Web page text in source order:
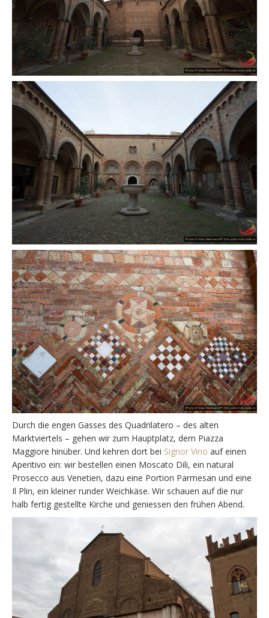
Durch die engen Gasses des Quadrilatero – des alten
Marktviertels – gehen wir zum Hauptplatz, dem Piazza
Maggiore hinüber. Und kehren dort bei Signor Vino auf einen
Aperitivo ein: wir bestellen einen Moscato Dili, ein natural
Prosecco aus Venetien, dazu eine Portion Parmesan und eine
Il Plin, ein kleiner runder Weichkäse. Wir schauen auf die nur
halb fertig gestellte Kirche und geniessen den frühen Abend.